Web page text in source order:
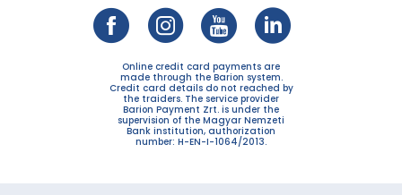
Online credit card payments are
made through the Barion system.
Credit card details do not reached by
the traiders. The service provider
Barion Payment Zrt. is under the
supervision of the Magyar Nemzeti
Bank institution, authorization
number: H-EN-I-1064/2013.